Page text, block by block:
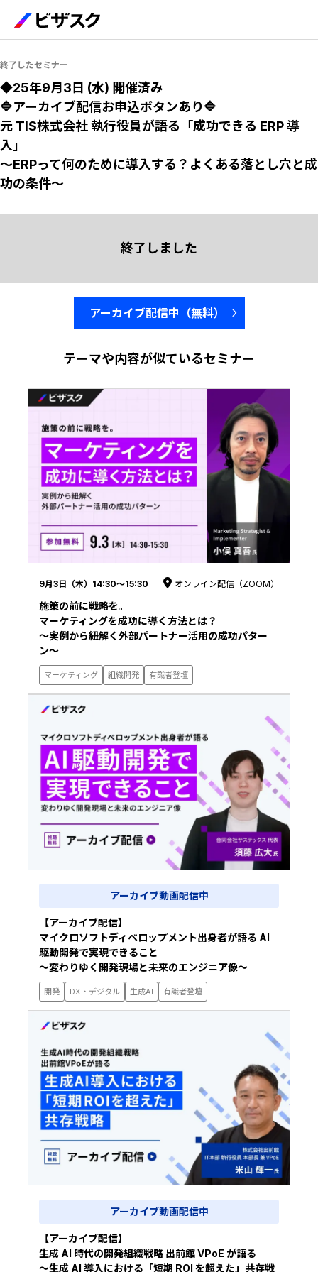
終了したセミナー
◆25年9月3日 (水) 開催済み
🔷アーカイブ配信お申込ボタンあり🔷
元 TIS株式会社 執行役員が語る「成功できる ERP 導
入」
〜ERPって何のために導入する？よくある落とし穴と成
功の条件〜
終了しました
アーカイブ配信中（無料）
テーマや内容が似ているセミナー
9月3日（木）14:30〜15:30 オンライン配信（ZOOM）
施策の前に戦略を。
マーケティングを成功に導く方法とは？
〜実例から紐解く外部パートナー活用の成功パター
ン〜
マーケティング 組織開発 有識者登壇
アーカイブ動画配信中
【アーカイブ配信】
マイクロソフトディベロップメント出身者が語る AI
駆動開発で実現できること
〜変わりゆく開発現場と未来のエンジニア像〜
開発 DX・デジタル 生成AI 有識者登壇
アーカイブ動画配信中
【アーカイブ配信】
生成 AI 時代の開発組織戦略 出前館 VPoE が語る
〜生成 AI 導入における「短期 ROI を超えた」共存戦